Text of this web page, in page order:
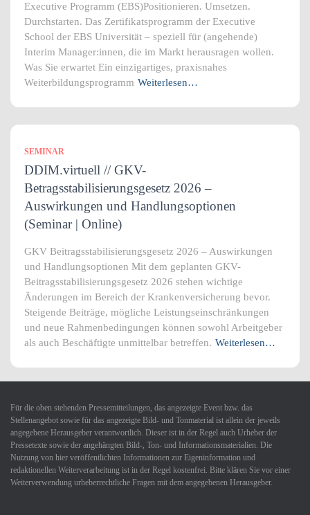
Executive Programm (EBS)Positionieren. Umsetzen.
Durchstarten. Das Zertifikatsprogramm der Executive
School der EBS Universität – speziell für (angehende)
Interim Manager:innen, die im Markt herausragen wollen.
Was Sie erwartet Ein einzigartiges, praxisnahes
Weiterbildungsprogramm Weiterlesen…
SEMINAR
DDIM.virtuell // GKV-
Betragsstabilisierungsgesetz 2026 –
Auswirkungen und Handlungsoptionen
(Seminar | Online)
GKV Beitragsstabilisierungsgesetz 2026 – Auswirkungen
und Handlungsoptionen Mit dem geplanten GKV-
Beitragsstabilisierungsgesetz 2026 stehen wichtige
Änderungen im Bereich der Krankenversicherung bevor.
Steigende Beiträge, mögliche Leistungseinschränkungen
und neue Rahmenbedingungen können sowohl Arbeitgeber
als auch Beschäftigte unmittelbar betreffen. Weiterlesen…
Für die oben stehenden Pressemitteilungen, das angezeigte Event bzw. das
Stellenangebot sowie für das angezeigte Bild- und Tonmaterial ist allein der jeweils
angegebene Herausgeber verantwortlich. Dieser ist in der Regel auch Urheber der
Pressetexte sowie der angehängten Bild-, Ton- und Informationsmaterialien. Die
Nutzung von hier veröffentlichten Informationen zur Eigeninformation und
redaktionellen Weiterverarbeitung ist in der Regel kostenfrei. Bitte klären Sie vor einer
Weiterverwendung urheberrechtliche Fragen mit dem angegebenen Herausgeber.